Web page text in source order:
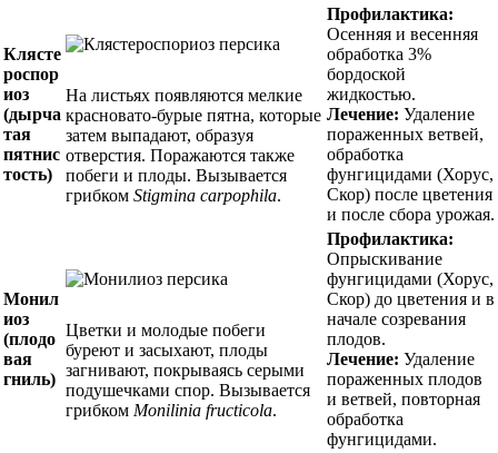
Клясте
роспор
иоз
(дырча
тая
пятнис
тость)
На листьях появляются мелкие
красновато-бурые пятна, которые
затем выпадают, образуя
отверстия. Поражаются также
побеги и плоды. Вызывается
грибком Stigmina carpophila.
Профилактика:
Осенняя и весенняя
обработка 3%
бордоской
жидкостью.
Лечение: Удаление
пораженных ветвей,
обработка
фунгицидами (Хорус,
Скор) после цветения
и после сбора урожая.
Монил
иоз
(плодо
вая
гниль)
Цветки и молодые побеги
буреют и засыхают, плоды
загнивают, покрываясь серыми
подушечками спор. Вызывается
грибком Monilinia fructicola.
Профилактика:
Опрыскивание
фунгицидами (Хорус,
Скор) до цветения и в
начале созревания
плодов.
Лечение: Удаление
пораженных плодов
и ветвей, повторная
обработка
фунгицидами.